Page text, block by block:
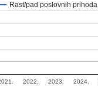
Rast/pad poslovnih prihoda
2022. 2023. 2024.